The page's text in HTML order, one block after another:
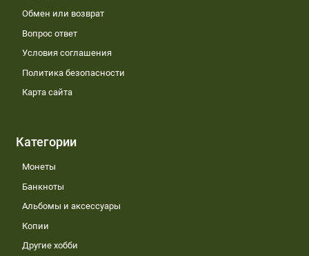
Обмен или возврат
Вопрос ответ
Условия соглашения
Политика безопасности
Карта сайта
Категории
Монеты
Банкноты
Альбомы и аксессуары
Копии
Другие хобби